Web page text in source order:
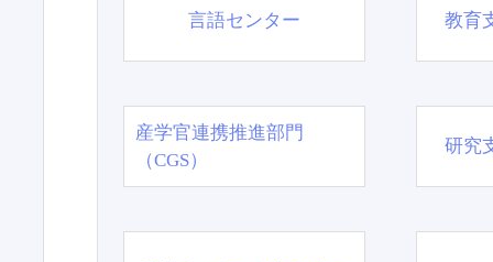
言語センター 教育
産学官連携推進部門
（CGS）
研究